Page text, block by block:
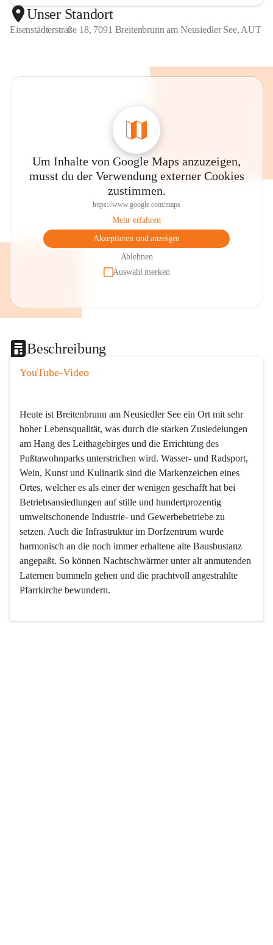
Unser Standort
Eisenstädterstraße 18, 7091 Breitenbrunn am Neusiedler See, AUT
Um Inhalte von Google Maps anzuzeigen,
musst du der Verwendung externer Cookies
zustimmen.
https://www.google.com/maps
Mehr erfahren
Akzeptieren und anzeigen
Ablehnen
Auswahl merken
Beschreibung
YouTube-Video
Heute ist Breitenbrunn am Neusiedler See ein Ort mit sehr
hoher Lebensqualität, was durch die starken Zusiedelungen
am Hang des Leithagebirges und die Errichtung des
Pußtawohnparks unterstrichen wird. Wasser- und Radsport,
Wein, Kunst und Kulinarik sind die Markenzeichen eines
Ortes, welcher es als einer der wenigen geschafft hat bei
Betriebsansiedlungen auf stille und hundertprozentig
umweltschonende Industrie- und Gewerbebetriebe zu
setzen. Auch die Infrastruktur im Dorfzentrum wurde
harmonisch an die noch immer erhaltene alte Bausbustanz
angepaßt. So können Nachtschwärmer unter alt anmutenden
Laternen bummeln gehen und die prachtvoll angestrahlte
Pfarrkirche bewundern.
Der Weinbau dominert heute nicht mehr, ist aber integrativer